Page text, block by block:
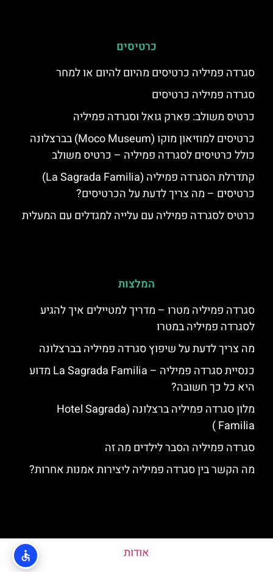
כרטיסים
סגרדה פמיליה כרטיסים מהיום להיום או למחר
סגרדה פמיליה כרטיסים
כרטיס משולב: פארק גואל וסגרדה פמיליה
כרטיסים למוזיאון מוקו (Moco Museum) בברצלונה
כולל כרטיסים לסגרדה פמיליה – כרטיס משולב
קתדרלת הסגרדה פמיליה (La Sagrada Familia)
כרטיסים – מה צריך לדעת על הכרטיסים?
כרטיס לסגרדה פמיליה עם עלייה למגדלים עם המעלית
המלצות
סגרדה פמיליה מטרו – מדריך למטיילים איך להגיע
לסגרדה פמיליה במטרו
מה צריך לדעת על שיפוץ סגרדה פמיליה בברצלונה
כנסיית סגרדה פמיליה – La Sagrada Familia מדוע
היא כל כך חשובה?
מלון סגרדה פמיליה ברצלונה (Hotel Sagrada
Familia )
סגרדה פמיליה הסבר לילדים מה זה
מה הקשר בין סגרדה פמיליה ליצירות אמנות אחרות?
אודות